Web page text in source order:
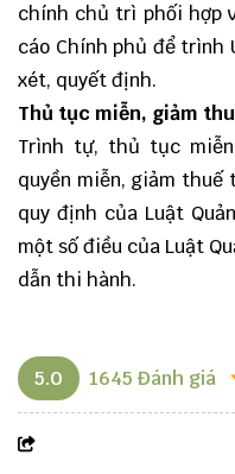
chính chủ trì phối hợp
cáo Chính phủ để trình
xét, quyết định.
Thủ tục miễn, giảm
Trình tự, thủ tục
quyền miễn, giảm
quy định của Luật
một số điều của Luật
dẫn thi hành.
5.0 1645 Đánh giá